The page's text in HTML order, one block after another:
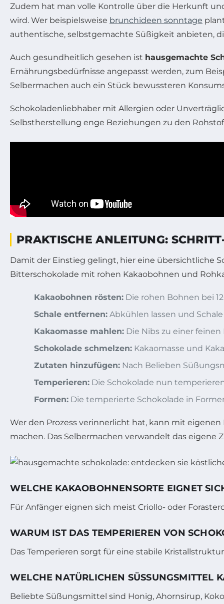
Zudem hat man volle Kontrolle über die Herkunft
wird. Wer beispielsweise brunchideen sonntage
authentische, selbstgemachte Süßigkeit anbieten,
Auch gesundheitlich gesehen ist hausgemachte
Ernährungsbedürfnisse angepasst werden, zum
Selbermachen auch ein Stück bewussteren
Schokoladenliebhaber mit Allergien oder
Selbstherstellung enge Beziehungen zu den
PRAKTISCHE ANLEITUNG:
Damit der Einstieg gelingt, hier eine übersichtliche
Bitterschokolade mit rohen Kakaobohnen und
Kakaobohnen rösten: Die rohen Bohnen bei
Schale entfernen: Abkühlen lassen und
Kakaomasse mahlen: Die Nibs zu einer
Schokolade schmelzen: Kakaomasse und
Zutaten hinzufügen: Nach Belieben
Temperieren: Die Schokolade nun
Formen: Die temperierte Schokolade in
Wer den Prozess verinnerlicht hat, kann mit
machen. Das Selbermachen verwandelt das
WELCHE KAKAOBOHNENSORTE EIGNET
Für Anfänger eignen sich meist Criollo- oder
WARUM IST DAS TEMPERIEREN VON
Das Temperieren sorgt für eine stabile
WELCHE NATÜRLICHEN SÜSSUNGSMITTEL
Beliebte Süßungsmittel sind Honig, Ahornsirup,